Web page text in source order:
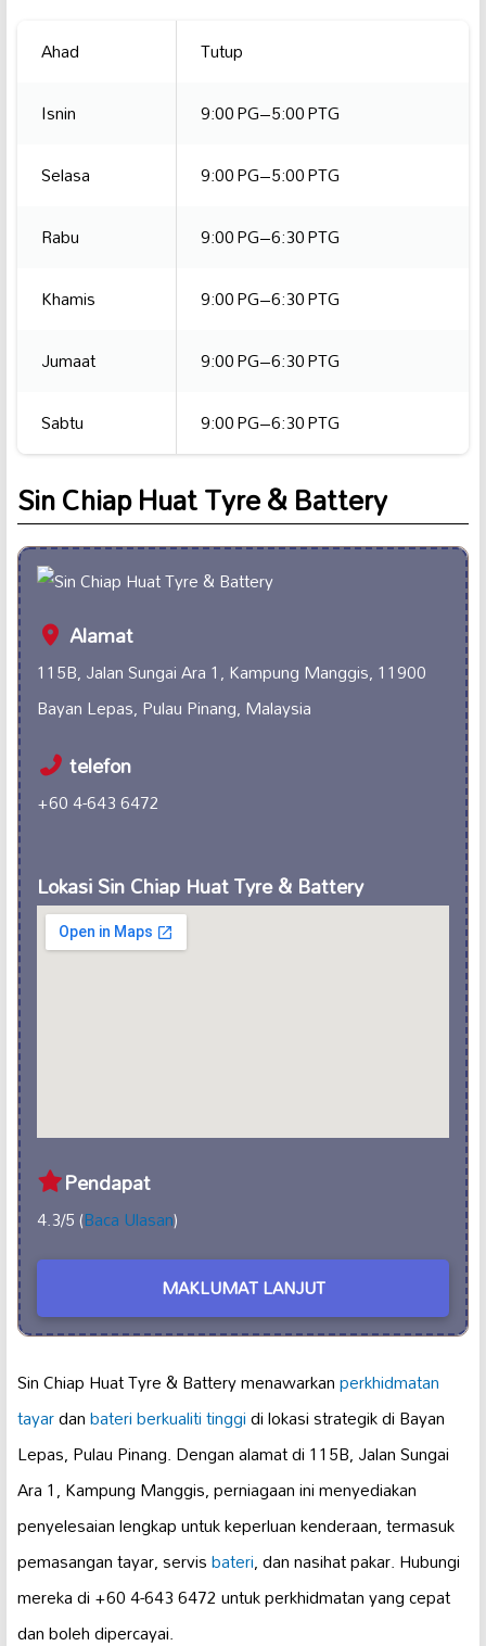
Ahad
Tutup
Isnin
9:00 PG–5:00 PTG
Selasa
9:00 PG–5:00 PTG
Rabu
9:00 PG–6:30 PTG
Khamis
9:00 PG–6:30 PTG
Jumaat
9:00 PG–6:30 PTG
Sabtu
9:00 PG–6:30 PTG
Sin Chiap Huat Tyre & Battery
Alamat
115B, Jalan Sungai Ara 1, Kampung Manggis, 11900
Bayan Lepas, Pulau Pinang, Malaysia
telefon
+60 4-643 6472
Lokasi Sin Chiap Huat Tyre & Battery
Pendapat
4.3/5 (Baca Ulasan)
MAKLUMAT LANJUT
Sin Chiap Huat Tyre & Battery menawarkanperkhidmatan
tayardanbateri berkualiti tinggidi lokasi strategik di Bayan
Lepas, Pulau Pinang. Dengan alamat di 115B, Jalan Sungai
Ara 1, Kampung Manggis, perniagaan ini menyediakan
penyelesaian lengkap untuk keperluan kenderaan, termasuk
pemasangan tayar, servisbateri, dan nasihat pakar. Hubungi
mereka di +60 4-643 6472 untuk perkhidmatan yang cepat
dan boleh dipercayai.